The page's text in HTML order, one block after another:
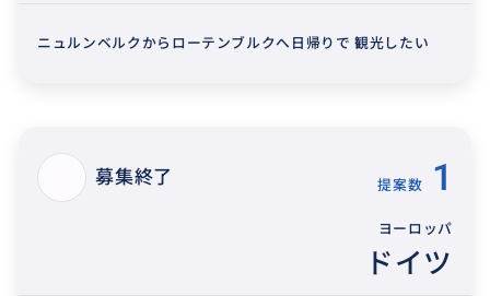
ニュルンベルクからローテンブルクへ日帰りで 観光したい
募集終了 提案数 1
ヨーロッパ
ドイツ